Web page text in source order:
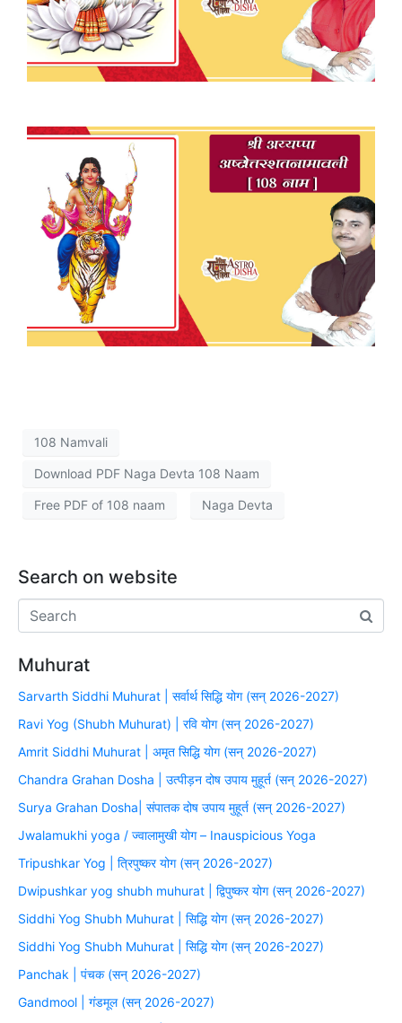
108 Namvali
Download PDF Naga Devta 108 Naam
Free PDF of 108 naam Naga Devta
Search on website
Muhurat
Sarvarth Siddhi Muhurat | सर्वार्थ सिद्धि योग (सन् 2026-2027)
Ravi Yog (Shubh Muhurat) | रवि योग (सन् 2026-2027)
Amrit Siddhi Muhurat | अमृत सिद्धि योग (सन् 2026-2027)
Chandra Grahan Dosha | उत्पीड़न दोष उपाय मुहूर्त (सन् 2026-2027)
Surya Grahan Dosha| संपातक दोष उपाय मुहूर्त (सन् 2026-2027)
Jwalamukhi yoga / ज्वालामुखी योग – Inauspicious Yoga
Tripushkar Yog | त्रिपुष्कर योग (सन् 2026-2027)
Dwipushkar yog shubh muhurat | द्विपुष्कर योग (सन् 2026-2027)
Siddhi Yog Shubh Muhurat | सिद्धि योग (सन् 2026-2027)
Siddhi Yog Shubh Muhurat | सिद्धि योग (सन् 2026-2027)
Panchak | पंचक (सन् 2026-2027)
Gandmool | गंडमूल (सन् 2026-2027)